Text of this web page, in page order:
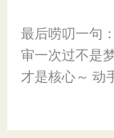
最后唠叨一句
审一次过不是
才是核心～ 动